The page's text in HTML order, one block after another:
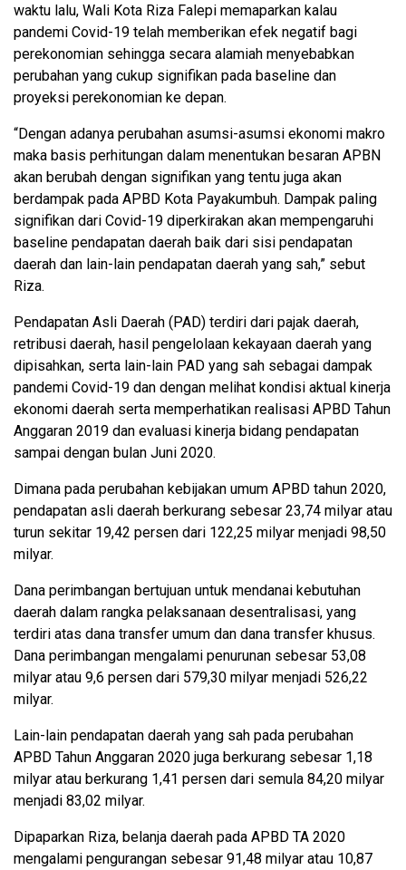
waktu lalu, Wali Kota Riza Falepi memaparkan kalau
pandemi Covid-19 telah memberikan efek negatif bagi
perekonomian sehingga secara alamiah menyebabkan
perubahan yang cukup signifikan pada baseline dan
proyeksi perekonomian ke depan.
“Dengan adanya perubahan asumsi-asumsi ekonomi makro
maka basis perhitungan dalam menentukan besaran APBN
akan berubah dengan signifikan yang tentu juga akan
berdampak pada APBD Kota Payakumbuh. Dampak paling
signifikan dari Covid-19 diperkirakan akan mempengaruhi
baseline pendapatan daerah baik dari sisi pendapatan
daerah dan lain-lain pendapatan daerah yang sah,” sebut
Riza.
Pendapatan Asli Daerah (PAD) terdiri dari pajak daerah,
retribusi daerah, hasil pengelolaan kekayaan daerah yang
dipisahkan, serta lain-lain PAD yang sah sebagai dampak
pandemi Covid-19 dan dengan melihat kondisi aktual kinerja
ekonomi daerah serta memperhatikan realisasi APBD Tahun
Anggaran 2019 dan evaluasi kinerja bidang pendapatan
sampai dengan bulan Juni 2020.
Dimana pada perubahan kebijakan umum APBD tahun 2020,
pendapatan asli daerah berkurang sebesar 23,74 milyar atau
turun sekitar 19,42 persen dari 122,25 milyar menjadi 98,50
milyar.
Dana perimbangan bertujuan untuk mendanai kebutuhan
daerah dalam rangka pelaksanaan desentralisasi, yang
terdiri atas dana transfer umum dan dana transfer khusus.
Dana perimbangan mengalami penurunan sebesar 53,08
milyar atau 9,6 persen dari 579,30 milyar menjadi 526,22
milyar.
Lain-lain pendapatan daerah yang sah pada perubahan
APBD Tahun Anggaran 2020 juga berkurang sebesar 1,18
milyar atau berkurang 1,41 persen dari semula 84,20 milyar
menjadi 83,02 milyar.
Dipaparkan Riza, belanja daerah pada APBD TA 2020
mengalami pengurangan sebesar 91,48 milyar atau 10,87